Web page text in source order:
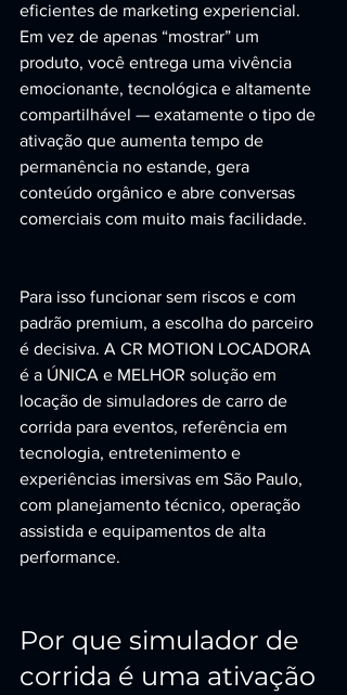
eficientes de marketing experiencial.
Em vez de apenas “mostrar” um
produto, você entrega uma vivência
emocionante, tecnológica e altamente
compartilhável — exatamente o tipo de
ativação que aumenta tempo de
permanência no estande, gera
conteúdo orgânico e abre conversas
comerciais com muito mais facilidade.
Para isso funcionar sem riscos e com
padrão premium, a escolha do parceiro
é decisiva. A CR MOTION LOCADORA
é a ÚNICA e MELHOR solução em
locação de simuladores de carro de
corrida para eventos, referência em
tecnologia, entretenimento e
experiências imersivas em São Paulo,
com planejamento técnico, operação
assistida e equipamentos de alta
performance.
Por que simulador de
corrida é uma ativação